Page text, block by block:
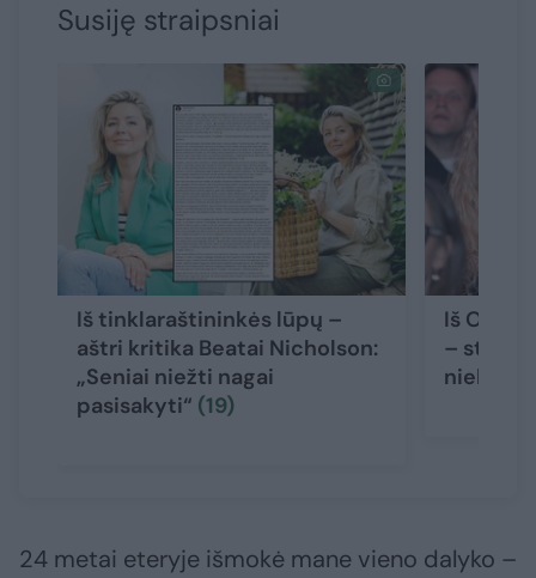
Susiję straipsniai
Iš tinklaraštininkės lūpų –
aštri kritika Beatai Nicholson:
„Seniai niežti nagai
pasisakyti“ (19)
Iš
–
niekas
24 metai eteryje išmokė mane vieno dalyko –